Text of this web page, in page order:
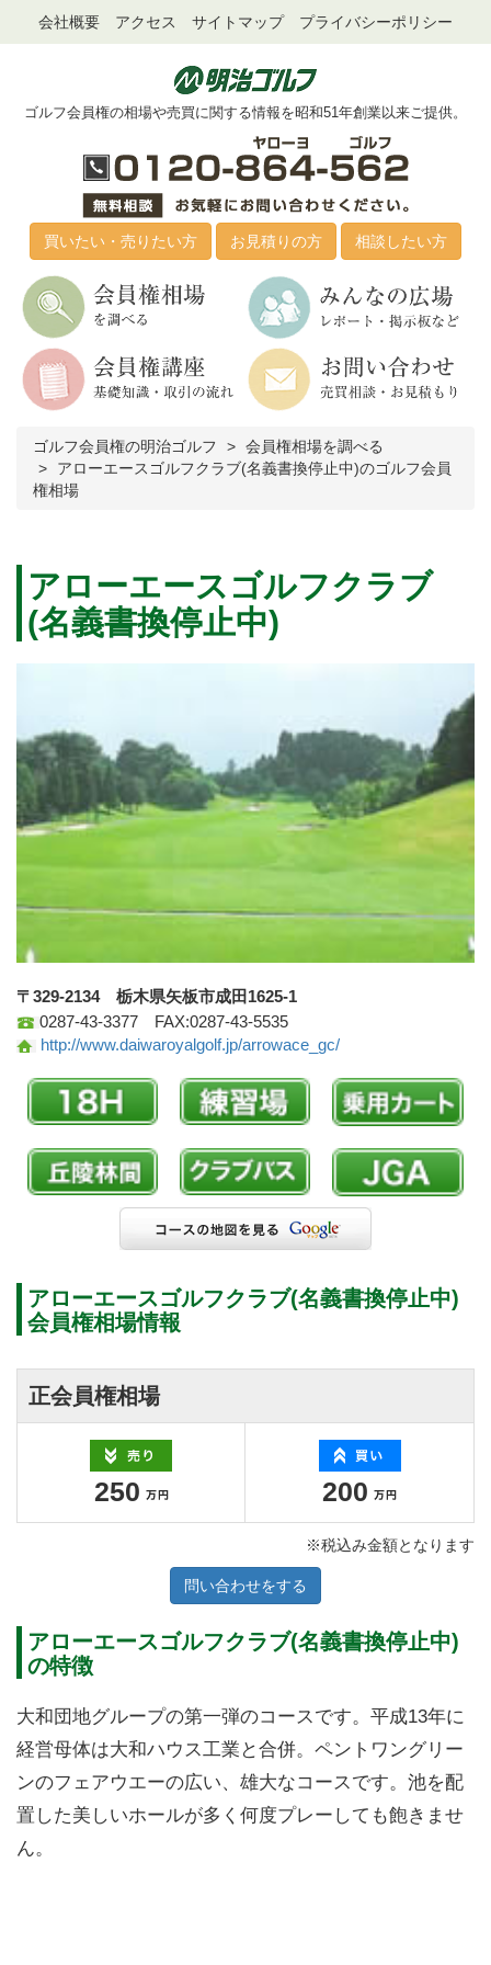
会社概要 アクセス サイトマップ プライバシーポリシー
ゴルフ会員権の相場や売買に関する情報を昭和51年創業以来ご提供。
買いたい・売りたい方 お見積りの方 相談したい方
ゴルフ会員権の明治ゴルフ
会員権相場を調べる
アローエースゴルフクラブ(名義書換停止中)のゴルフ会員
権相場
アローエースゴルフクラブ
(名義書換停止中)
〒329-2134 栃木県矢板市成田1625-1
0287-43-3377 FAX:0287-43-5535
http://www.daiwaroyalgolf.jp/arrowace_gc/
アローエースゴルフクラブ(名義書換停止中)
会員権相場情報
正会員権相場
250 200
※税込み金額となります
問い合わせをする
アローエースゴルフクラブ(名義書換停止中)
の特徴
大和団地グループの第一弾のコースです。平成13年に
経営母体は大和ハウス工業と合併。ペントワングリー
ンのフェアウエーの広い、雄大なコースです。池を配
置した美しいホールが多く何度プレーしても飽きませ
ん。